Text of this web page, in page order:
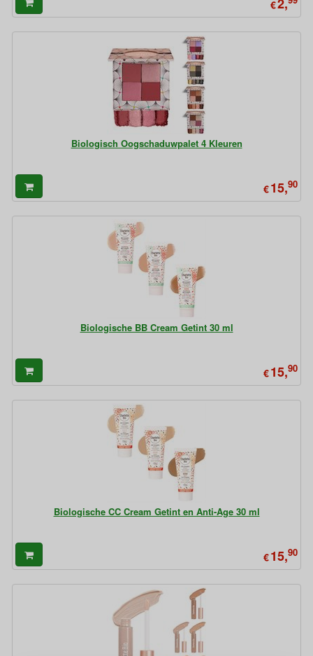
€
Biologisch Oogschaduwpalet 4 Kleuren
€15,90
Biologische BB Cream Getint 30 ml
€15,90
Biologische CC Cream Getint en Anti-Age 30 ml
€15,90